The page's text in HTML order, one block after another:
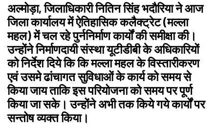
अल्मोड़ा, जिलाधिकारी नितिन सिंह भदौरिया ने आज
जिला कार्यालय में ऐतिहासिक कलैक्ट्रेट (मल्ला
महल) में चल रहे पुर्ननिर्माण कार्यों की समीक्षा की।
उन्होंने निर्माणदायी संस्था यूटीडीबी के अधिकारियों
को निर्देश दिये कि कि मल्ला महल के विस्तारीकरण
एवं उसमे ढांचागत सुविधाओं के कार्य को समय से
किया जाय ताकि इस परियोजना को समय पर पूर्ण
किया जा सके। उन्होंने अभी तक किये गये कार्यों पर
सन्तोष व्यक्त किया।